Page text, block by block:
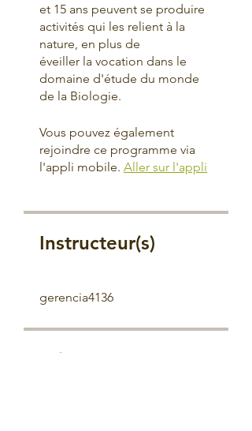
et 15 ans peuvent se produire
activités qui les relient à la
nature, en plus de
éveiller la vocation dans le
domaine d'étude du monde
de la Biologie.
Vous pouvez également
rejoindre ce programme via
l'appli mobile. Aller sur l'appli
Instructeur(s)
gerencia4136
Prix